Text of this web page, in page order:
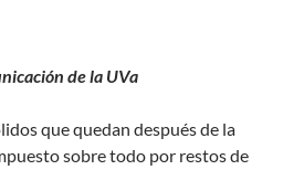
de la UVa
que quedan después de la
sobre todo por restos de